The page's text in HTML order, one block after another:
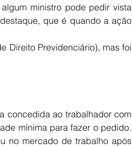
ministro pode pedir vista
que é quando a ação
Direito Previdenciário), mas foi
concedida ao trabalhador com
mínima para fazer o pedido.
no mercado de trabalho após